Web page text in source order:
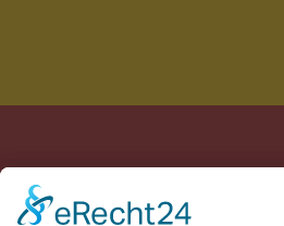
Realizzato con cura in Germania e Spagna